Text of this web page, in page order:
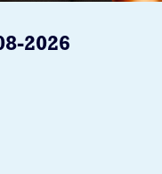
2026